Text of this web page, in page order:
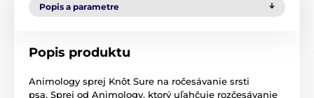
Popis a parametre
Popis produktu
Animology sprej Knôt Sure na ročesávanie srsti
psa. Sprej od Animology, ktorý uľahčuje rozčesávanie